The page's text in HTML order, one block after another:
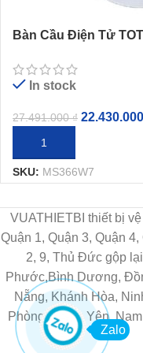
Bàn Cầu Điện Tử
In stock
27.491.000₫ 22.430.000
THÊM VÀO GIỎ HÀNG
SKU: MS366W7
VUATHIETBI thiết bị
Quận 1, Quận 3, Quận
2, 9, Thủ Đức gộp
Phước,Bình Dương,
Nẵng, Khánh Hòa,
Phòng, Hưng Yên,
Zalo